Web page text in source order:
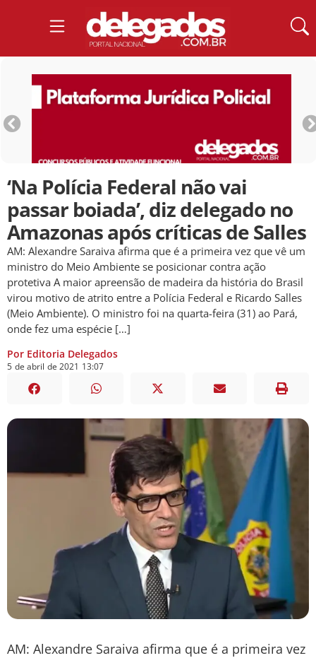
‘Na Polícia Federal não vai
passar boiada’, diz delegado no
Amazonas após críticas de Salles
AM: Alexandre Saraiva afirma que é a primeira vez que vê um
ministro do Meio Ambiente se posicionar contra ação
protetiva A maior apreensão de madeira da história do Brasil
virou motivo de atrito entre a Polícia Federal e Ricardo Salles
(Meio Ambiente). O ministro foi na quarta-feira (31) ao Pará,
onde fez uma espécie […]
Por Editoria Delegados
5 de abril de 2021 13:07
AM: Alexandre Saraiva afirma que é a primeira vez